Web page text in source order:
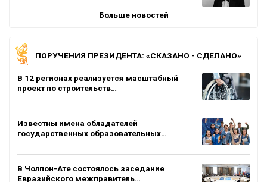
Больше новостей
ПОРУЧЕНИЯ ПРЕЗИДЕНТА: «СКАЗАНО - СДЕЛАНО»
В 12 регионах реализуется масштабный
проект по строительств…
Известны имена обладателей
государственных образовательных…
В Чолпон-Ате состоялось заседание
Евразийского межправитель…